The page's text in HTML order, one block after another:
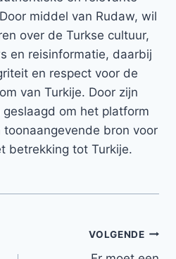
middel van Rudaw, wil
over de Turkse cultuur,
en reisinformatie, daarbij
en respect voor de
van Turkije. Door zijn
om het platform
bron voor
betrekking tot Turkije.
VOLGENDE